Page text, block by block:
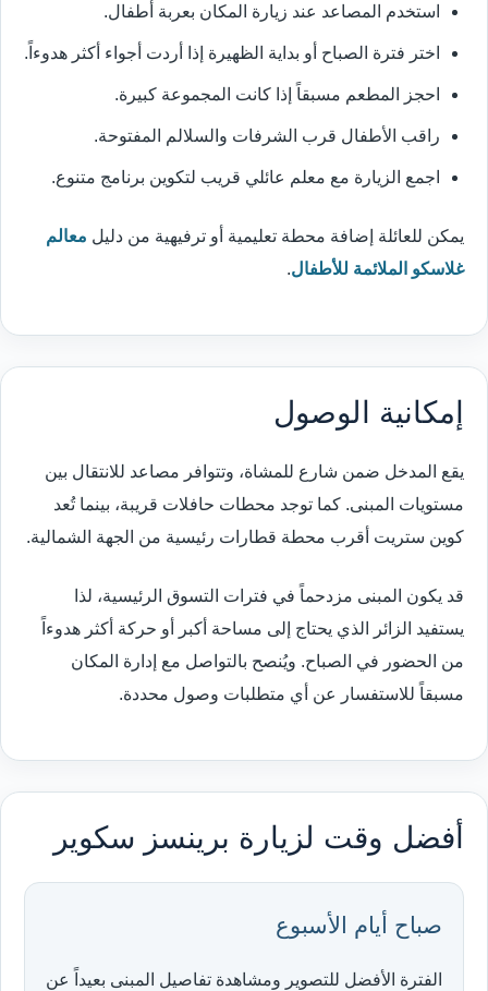
استخدم المصاعد عند زيارة المكان بعربة أطفال.
اختر فترة الصباح أو بداية الظهيرة إذا أردت أجواء أكثر هدوءاً.
احجز المطعم مسبقاً إذا كانت المجموعة كبيرة.
راقب الأطفال قرب الشرفات والسلالم المفتوحة.
اجمع الزيارة مع معلم عائلي قريب لتكوين برنامج متنوع.
يمكن للعائلة إضافة محطة تعليمية أو ترفيهية من دليل معالم
غلاسكو الملائمة للأطفال.
إمكانية الوصول
يقع المدخل ضمن شارع للمشاة، وتتوافر مصاعد للانتقال بين
مستويات المبنى. كما توجد محطات حافلات قريبة، بينما تُعد
كوين ستريت أقرب محطة قطارات رئيسية من الجهة الشمالية.
قد يكون المبنى مزدحماً في فترات التسوق الرئيسية، لذا
يستفيد الزائر الذي يحتاج إلى مساحة أكبر أو حركة أكثر هدوءاً
من الحضور في الصباح. ويُنصح بالتواصل مع إدارة المكان
مسبقاً للاستفسار عن أي متطلبات وصول محددة.
أفضل وقت لزيارة برينسز سكوير
صباح أيام الأسبوع
الفترة الأفضل للتصوير ومشاهدة تفاصيل المبنى بعيداً عن